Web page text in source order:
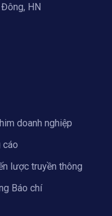
HN
doanh nghiệp
cáo
lược truyền thông
Báo chí